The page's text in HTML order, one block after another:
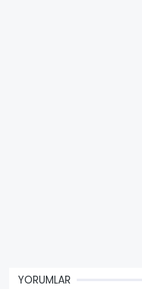
YORUMLAR